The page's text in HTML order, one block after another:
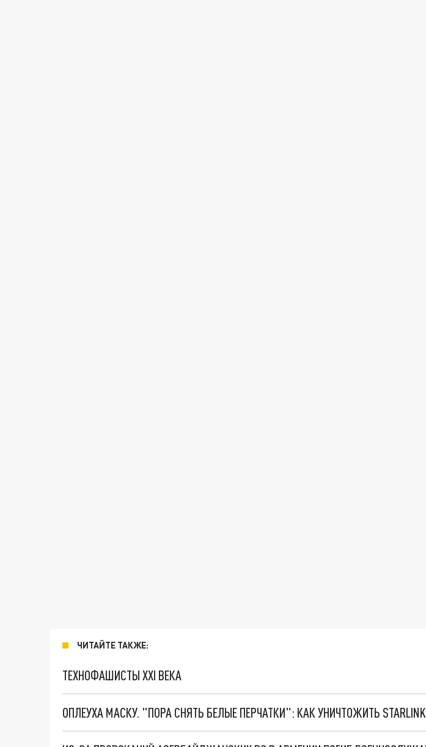
ЧИТАЙТЕ ТАКЖЕ:
ТЕХНОФАШИСТЫ XXI ВЕКА
ОПЛЕУХА МАСКУ. "ПОРА СНЯТЬ БЕЛЫЕ ПЕРЧАТКИ": КАК УНИЧТОЖИТЬ STARLINK